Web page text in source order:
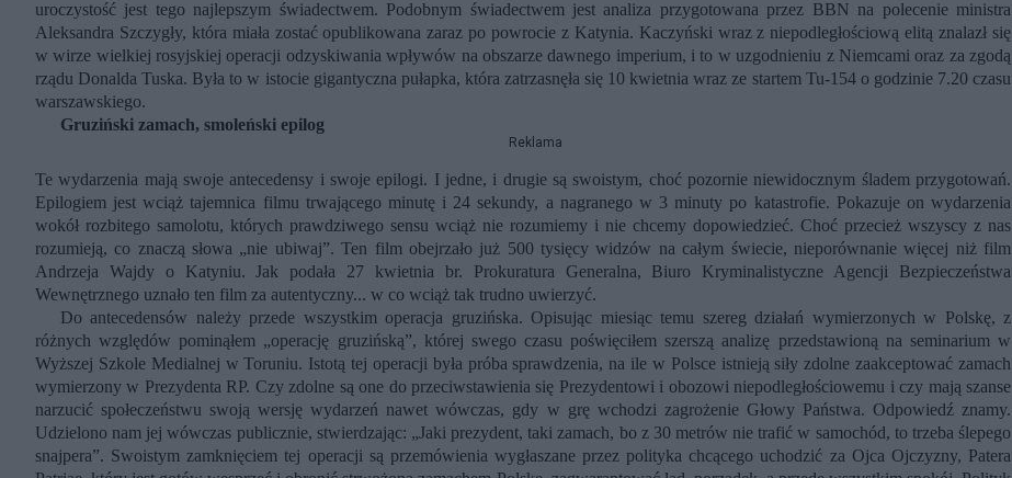
uroczystość jest tego najlepszym świadectwem. Podobnym świadectwem jest analiza przygotowana przez BBN na polecenie ministra
Aleksandra Szczygły, która miała zostać opublikowana zaraz po powrocie z Katynia. Kaczyński wraz z niepodległościową elitą znalazł się
w wirze wielkiej rosyjskiej operacji odzyskiwania wpływów na obszarze dawnego imperium, i to w uzgodnieniu z Niemcami oraz za zgodą
rządu Donalda Tuska. Była to w istocie gigantyczna pułapka, która zatrzasnęła się 10 kwietnia wraz ze startem Tu-154 o godzinie 7.20 czasu
warszawskiego.
Gruziński zamach, smoleński epilog
Reklama
Te wydarzenia mają swoje antecedensy i swoje epilogi. I jedne, i drugie są swoistym, choć pozornie niewidocznym śladem przygotowań.
Epilogiem jest wciąż tajemnica filmu trwającego minutę i 24 sekundy, a nagranego w 3 minuty po katastrofie. Pokazuje on wydarzenia
wokół rozbitego samolotu, których prawdziwego sensu wciąż nie rozumiemy i nie chcemy dopowiedzieć. Choć przecież wszyscy z nas
rozumieją, co znaczą słowa „nie ubiwaj”. Ten film obejrzało już 500 tysięcy widzów na całym świecie, nieporównanie więcej niż film
Andrzeja Wajdy o Katyniu. Jak podała 27 kwietnia br. Prokuratura Generalna, Biuro Kryminalistyczne Agencji Bezpieczeństwa
Wewnętrznego uznało ten film za autentyczny... w co wciąż tak trudno uwierzyć.
Do antecedensów należy przede wszystkim operacja gruzińska. Opisując miesiąc temu szereg działań wymierzonych w Polskę, z
różnych względów pominąłem „operację gruzińską”, której swego czasu poświęciłem szerszą analizę przedstawioną na seminarium w
Wyższej Szkole Medialnej w Toruniu. Istotą tej operacji była próba sprawdzenia, na ile w Polsce istnieją siły zdolne zaakceptować zamach
wymierzony w Prezydenta RP. Czy zdolne są one do przeciwstawienia się Prezydentowi i obozowi niepodległościowemu i czy mają szanse
narzucić społeczeństwu swoją wersję wydarzeń nawet wówczas, gdy w grę wchodzi zagrożenie Głowy Państwa. Odpowiedź znamy.
Udzielono nam jej wówczas publicznie, stwierdzając: „Jaki prezydent, taki zamach, bo z 30 metrów nie trafić w samochód, to trzeba ślepego
snajpera”. Swoistym zamknięciem tej operacji są przemówienia wygłaszane przez polityka chcącego uchodzić za Ojca Ojczyzny, Patera